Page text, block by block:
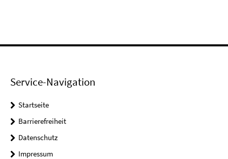
Service-Navigation
Startseite
Barrierefreiheit
Datenschutz
Impressum